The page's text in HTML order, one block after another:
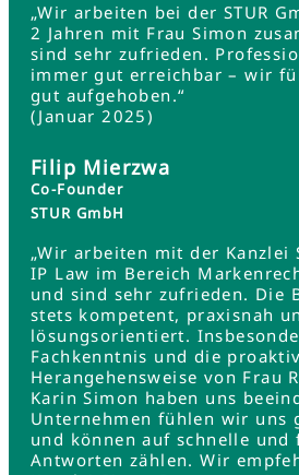
„Wir arbeiten bei der STUR
2 Jahren mit Frau Simon
sind sehr zufrieden.
immer gut erreichbar – wir
gut aufgehoben.“
(Januar 2025)
Filip Mierzwa
Co-Founder
STUR GmbH
„Wir arbeiten mit der Kanzlei
IP Law im Bereich
und sind sehr zufrieden. Die
stets kompetent, praxisnah
lösungsorientiert.
Fachkenntnis und die
Herangehensweise von Frau
Karin Simon haben uns
Unternehmen fühlen wir uns
und können auf schnelle und
Antworten zählen. Wir